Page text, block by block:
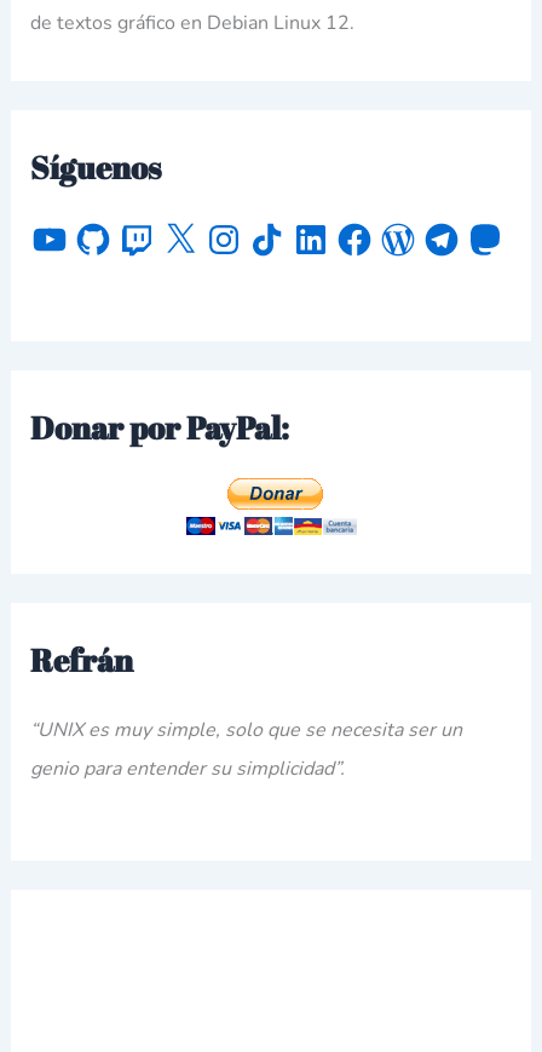
de textos gráfico en Debian Linux 12.
Síguenos
Donar por PayPal:
Refrán
“UNIX es muy simple, solo que se necesita ser un
genio para entender su simplicidad”.